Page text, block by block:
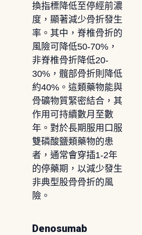
換指標降低至停經前濃
度，顯著減少骨折發生
率。其中，脊椎骨折的
風險可降低50-70%，
非脊椎骨折降低20-
30%，髖部骨折則降低
約40%。這類藥物能與
骨礦物質緊密結合，其
作用可持續數月至數
年。對於長期服用口服
雙磷酸鹽類藥物的患
者，通常會穿插1-2年
的停藥期，以減少發生
非典型股骨骨折的風
險。
Denosumab